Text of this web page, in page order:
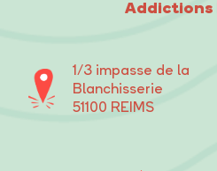
Addictions
1/3 impasse de la
Blanchisserie
51100 REIMS